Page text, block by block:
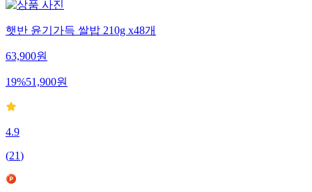
햇반 윤기가득 쌀밥 210g x48개
63,900원
19%51,900원
4.9
(21)